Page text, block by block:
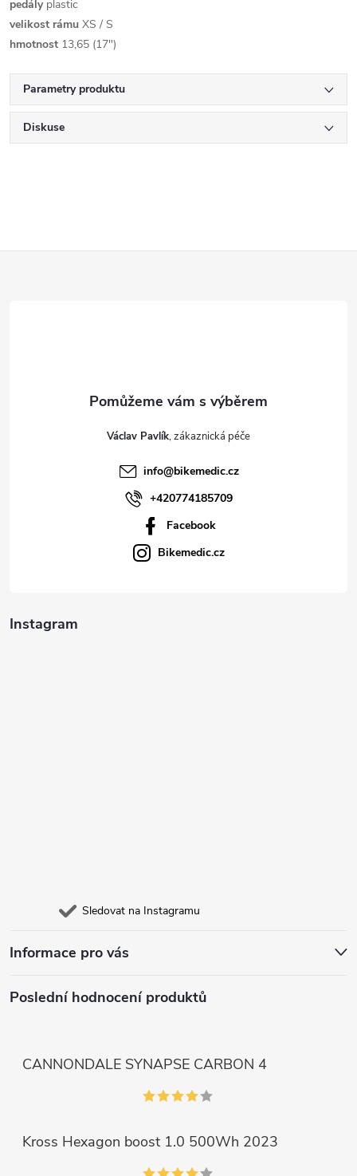
pedályplastic
velikost rámu XS / S
hmotnost 13,65 (17")
Parametry produktu
Diskuse
Václav Pavlík
info@bikemedic.cz
+420774185709
Facebook
Bikemedic.cz
Instagram
Sledovat na Instagramu
Informace pro vás
Poslední hodnocení produktů
CANNONDALE SYNAPSE CARBON 4
Kross Hexagon boost 1.0 500Wh 2023